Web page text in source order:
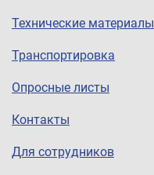
Технические материалы
Транспортировка
Опросные листы
Контакты
Для сотрудников